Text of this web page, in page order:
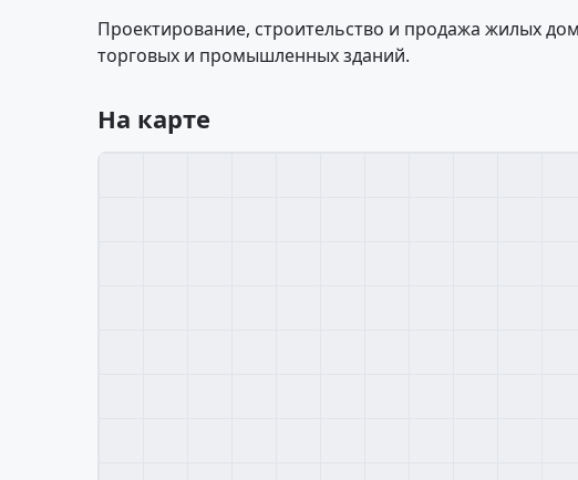
Проектирование, строительство и продажа жилых
торговых и промышленных зданий.
На карте